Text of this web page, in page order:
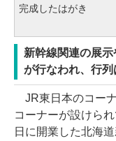
完成したはがき
新幹線関連の展
が行なわれ、行
JR東日本のコー
コーナーが設けら
日に開業した北海